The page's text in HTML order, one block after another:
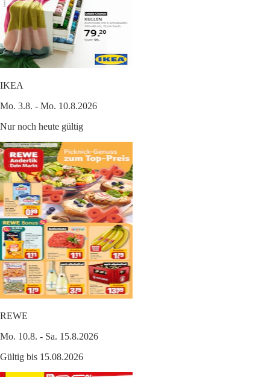
IKEA
Mo. 3.8. - Mo. 10.8.2026
Nur noch heute gültig
REWE
Mo. 10.8. - Sa. 15.8.2026
Gültig bis 15.08.2026